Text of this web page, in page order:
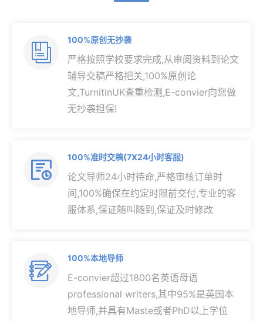

100%原创无抄袭
严格按照学校要求完成,从审阅资料到论文
辅导交稿严格把关,100%原创论
文,TurnitinUK查重检测,E-convier向您做
无抄袭担保!

100%准时交稿(7X24小时客服)
论文导师24小时待命,严格审核订单时
间,100%确保在约定时限前交付,专业的客
服体系,保证随叫随到,保证及时修改

100%本地导师
E-convier超过1800名英语母语
professional writers,其中95%是英国本
地导师,并具有Maste或者PhD以上学位